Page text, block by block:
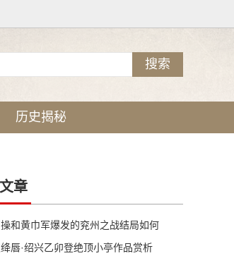
历史揭秘
章
和黄巾军爆发的兖州之战结局如何
绛唇·绍兴乙卯登绝顶小亭作品赏析